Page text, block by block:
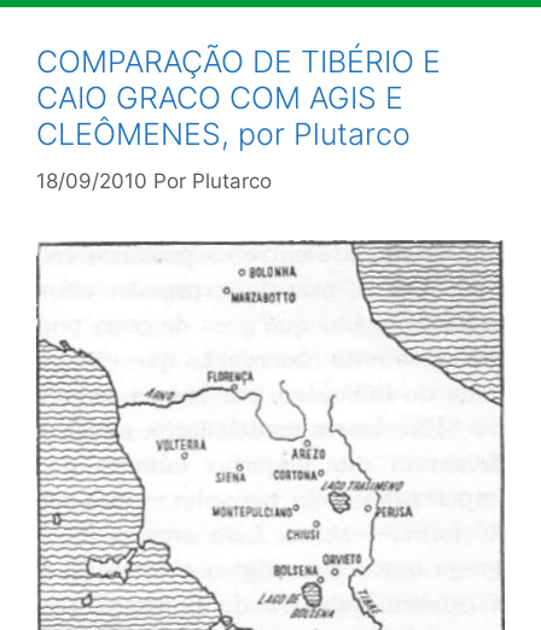
COMPARAÇÃO DE TIBÉRIO E
CAIO GRACO COM AGIS E
CLEÔMENES, por Plutarco
18/09/2010 Por Plutarco